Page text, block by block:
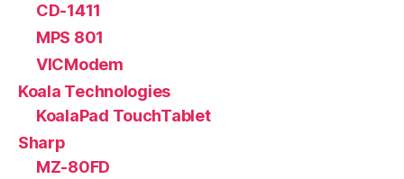
CD-1411
MPS 801
VICModem
Koala Technologies
KoalaPad TouchTablet
Sharp
MZ-80FD